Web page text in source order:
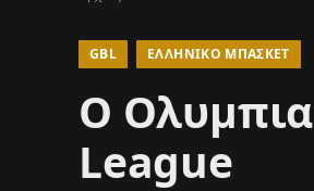
GBL ΕΛΛΗΝΙΚΌ ΜΠΆΣΚΕΤ
Ο
League